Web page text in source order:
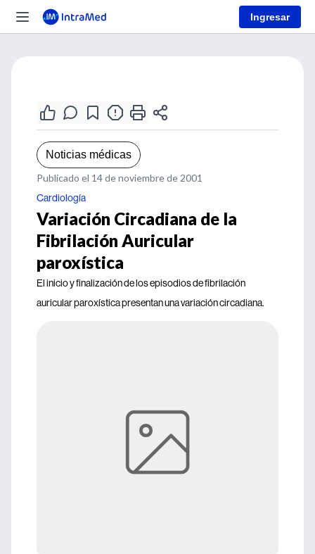
Ingresar
Noticias médicas
Publicado el 14 de noviembre de 2001
Cardiología
Variación Circadiana de la
Fibrilación Auricular
paroxística
El inicio y finalización de los episodios de fibrilación
auricular paroxística presentan una variación circadiana.